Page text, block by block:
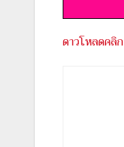
ดาวโหลดคลิก